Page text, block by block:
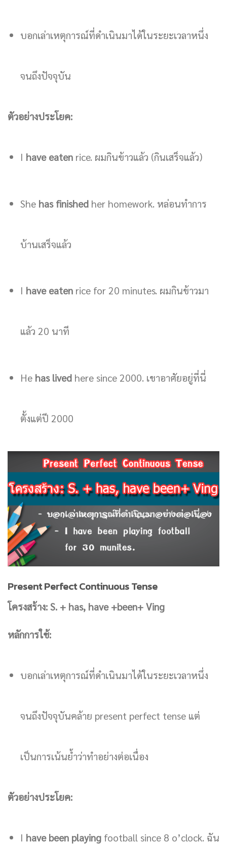
บอกเล่าเหตุการณ์ที่ดำเนินมาได้ในระยะเวลาหนึ่ง
จนถึงปัจจุบัน
ตัวอย่างประโยค:
I have eatenrice. ผมกินข้าวแล้ว (กินเสร็จแล้ว)
She has finishedher homework. หล่อนทำการ
บ้านเสร็จแล้ว
I have eatenrice for 20 minutes. ผมกินข้าวมา
แล้ว 20 นาที
He has livedhere since 2000. เขาอาศัยอยู่ที่นี่
ตั้งแต่ปี 2000
Present Perfect Continuous Tense
โครงสร้าง: S. + has, have +been+ Ving
หลักการใช้:
บอกเล่าเหตุการณ์ที่ดำเนินมาได้ในระยะเวลาหนึ่ง
จนถึงปัจจุบันคล้าย present perfect tense แต่
เป็นการเน้นย้ำว่าทำอย่างต่อเนื่อง
ตัวอย่างประโยค:
I have been playingfootball since 8 o’clock. ฉัน